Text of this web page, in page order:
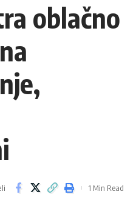
oblačno
1 Min Read